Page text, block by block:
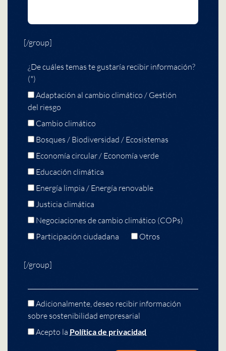
[/group]
¿De cuáles temas te gustaría recibir información?
(*)
Adaptación al cambio climático / Gestión
del riesgo
Cambio climático
Bosques / Biodiversidad / Ecosistemas
Economía circular / Economía verde
Educación climática
Energía limpia / Energía renovable
Justicia climática
Negociaciones de cambio climático (COPs)
Participación ciudadana
Otros
[/group]
Adicionalmente, deseo recibir información
sobre sostenibilidad empresarial
Acepto la Política de privacidad